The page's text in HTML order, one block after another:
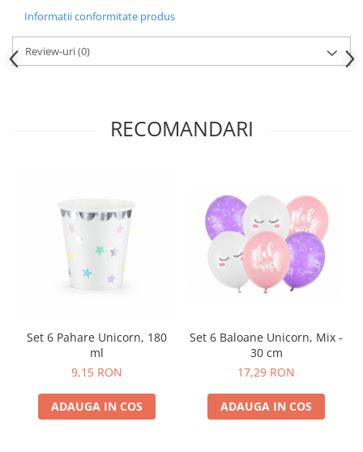
Petreceri Aniversare
Valentine's Day
Informatii conformitate produs
Review-uri(0)
RECOMANDARI
Set 6 Pahare Unicorn, 180
ml
9,15 RON
ADAUGA IN COS
Set 6 Baloane Unicorn, Mix -
30 cm
17,29 RON
ADAUGA IN COS